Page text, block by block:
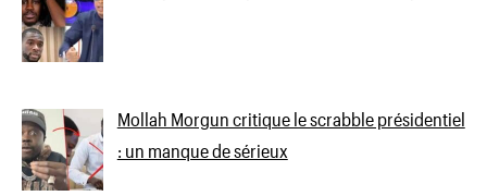
Mollah Morgun critique le scrabble présidentiel
: un manque de sérieux